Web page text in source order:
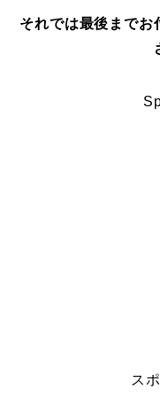
それでは最後までお
ス